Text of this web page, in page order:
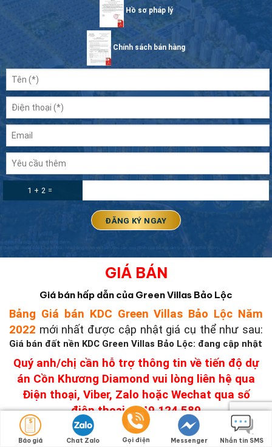
Hồ sơ pháp lý
Chính sách bán hàng
1 + 2 =
GIÁ BÁN
Giá bán hấp dẫn của Green Villas Bảo Lộc
Bảng Giá bán KDC Green Villas Bảo Lộc Năm
2022 mới nhất được cập nhật giá cụ thể như sau:
Giá bán đất nền KDC Green Villas Bảo Lộc: đang cập nhật
Quý anh/chị cần hỗ trợ thông tin về tiến độ dự
án Cồn Khương Diamond vui lòng liên hệ qua
Điện thoại, Viber, Zalo hoặc Wechat qua số
điện thoại 0949.124.589
+ Tư vấn chính xác thông tin chi tiết sản phẩm
Báo giá Chat Zalo Gọi điện Messenger Nhắn tin SMS